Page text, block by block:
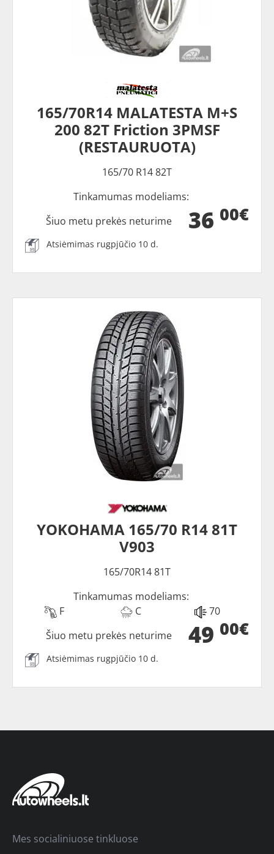
165/70R14 MALATESTA M+S
200 82T Friction 3PMSF
(RESTAURUOTA)
165/70 R14 82T
Tinkamumas modeliams:
36 00€
Šiuo metu prekės neturime
Atsiėmimas rugpjūčio 10 d.
YOKOHAMA 165/70 R14 81T
V903
165/70R14 81T
Tinkamumas modeliams:
F
C 70
49 00€
Šiuo metu prekės neturime
Atsiėmimas rugpjūčio 10 d.
Mes socialiniuose tinkluose